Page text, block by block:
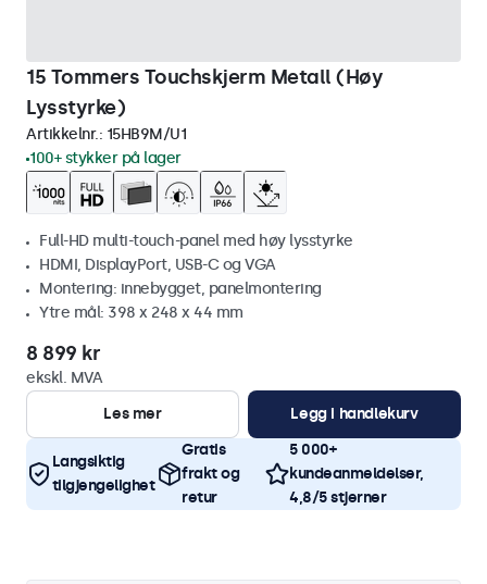
15 Tommers Touchskjerm Metall (Høy
Lysstyrke)
Artikkelnr.: 15HB9M/U1
100+ stykker på lager
Full-HD multi-touch-panel med høy lysstyrke
HDMI, DisplayPort, USB-C og VGA
Montering: innebygget, panelmontering
Ytre mål: 398 x 248 x 44 mm
8 899 kr
ekskl. MVA
Les mer
Legg i handlekurv
Langsiktig
tilgjengelighet
Gratis
frakt og
retur
5 000+
kundeanmeldelser,
4,8/5 stjerner